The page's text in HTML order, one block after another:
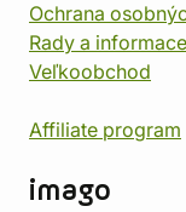
Ochrana
Rady a informace
Veľkoobchod
Affiliate program
imago